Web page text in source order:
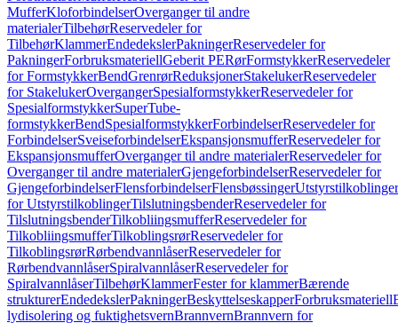
MufferKloforbindelserOverganger til andre
materialerTilbehørReservedeler for
TilbehørKlammerEndedekslerPakningerReservedeler for
PakningerForbruksmateriellGeberit PERørFormstykkerReservedeler
for FormstykkerBendGrenrørReduksjonerStakelukerReservedeler
for StakelukerOvergangerSpesialformstykkerReservedeler for
SpesialformstykkerSuperTube-
formstykkerBendSpesialformstykkerForbindelserReservedeler for
ForbindelserSveiseforbindelserEkspansjonsmufferReservedeler for
EkspansjonsmufferOverganger til andre materialerReservedeler for
Overganger til andre materialerGjengeforbindelserReservedeler for
GjengeforbindelserFlensforbindelserFlensbøssingerUtstyrstilkoblinger
for UtstyrstilkoblingerTilslutningsbenderReservedeler for
TilslutningsbenderTilkobliingsmufferReservedeler for
TilkobliingsmufferTilkoblingsrørReservedeler for
TilkoblingsrørRørbendvannlåserReservedeler for
RørbendvannlåserSpiralvannlåserReservedeler for
SpiralvannlåserTilbehørKlammerFester for klammerBærende
strukturerEndedekslerPakningerBeskyttelseskapperForbruksmateriell
lydisolering og fuktighetsvernBrannvernBrannvern for